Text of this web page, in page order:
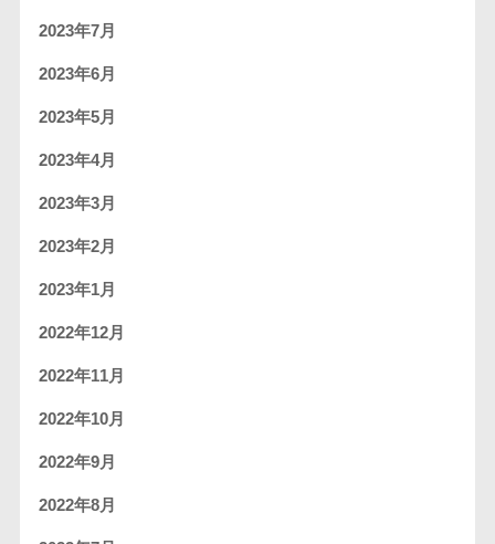
2023年7月
2023年6月
2023年5月
2023年4月
2023年3月
2023年2月
2023年1月
2022年12月
2022年11月
2022年10月
2022年9月
2022年8月